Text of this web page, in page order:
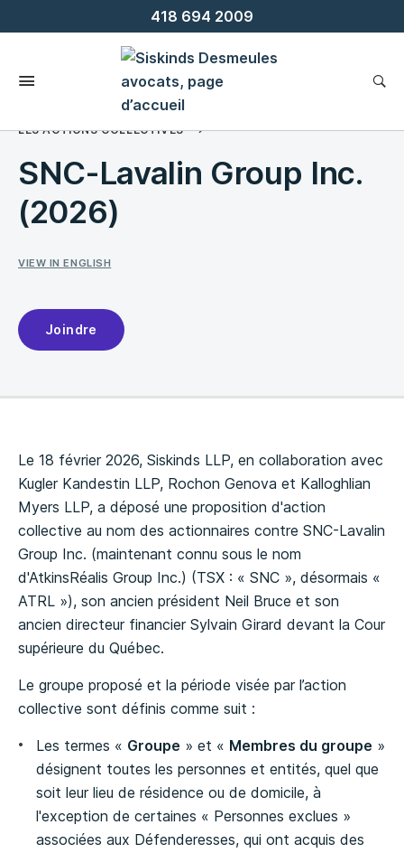
To
418 694 2009
LES ACTIONS COLLECTIVES
SNC-Lavalin Group Inc.
(2026)
VIEW IN ENGLISH
Joindre
Le 18 février 2026, Siskinds LLP, en collaboration avec
Kugler Kandestin LLP, Rochon Genova et Kalloghlian
Myers LLP, a déposé une proposition d'action
collective au nom des actionnaires contre SNC-Lavalin
Group Inc. (maintenant connu sous le nom
d'AtkinsRéalis Group Inc.) (TSX : « SNC », désormais «
ATRL »), son ancien président Neil Bruce et son
ancien directeur financier Sylvain Girard devant la Cour
supérieure du Québec.
Le groupe proposé et la période visée par l’action
collective sont définis comme suit :
Les termes « Groupe » et « Membres du groupe »
désignent toutes les personnes et entités, quel que
soit leur lieu de résidence ou de domicile, à
l'exception de certaines « Personnes exclues »
associées aux Défenderesses, qui ont acquis des